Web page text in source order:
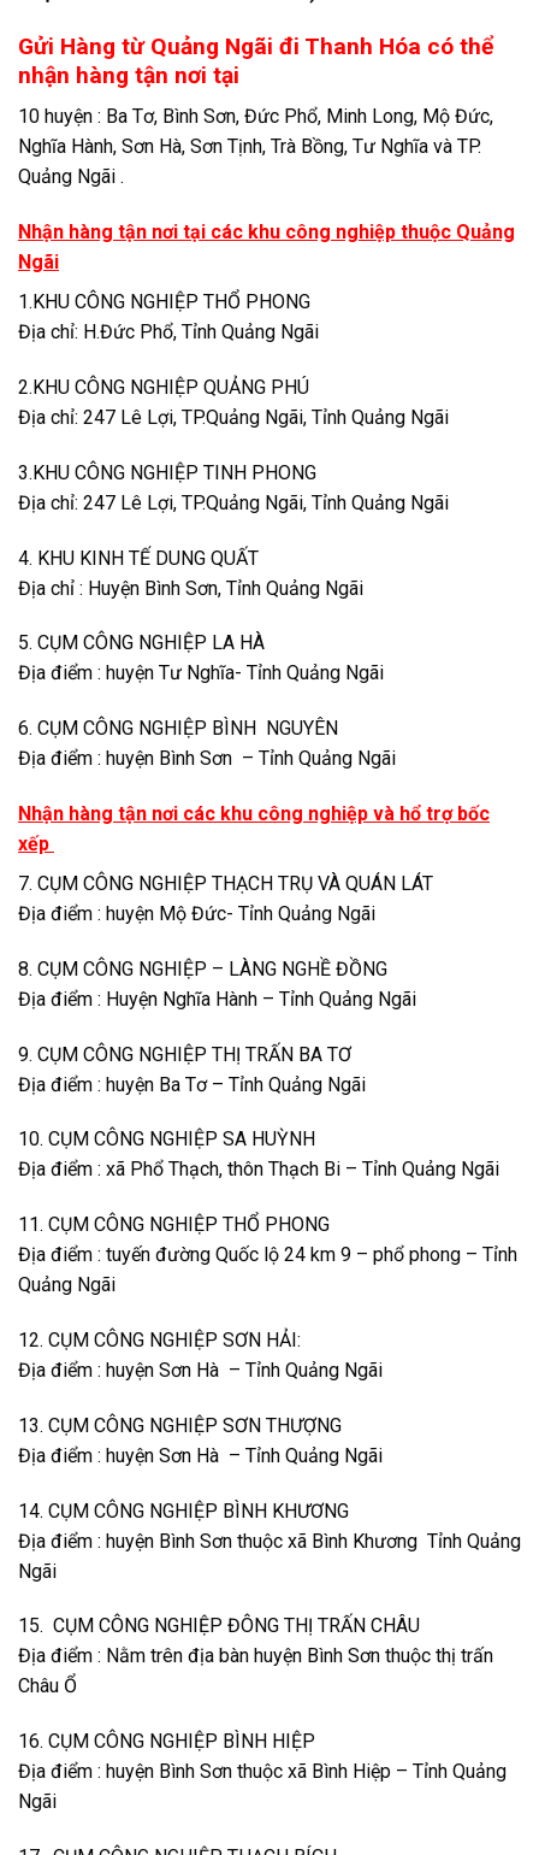
Gửi Hàng từ Quảng Ngãi đi Thanh Hóa có thể
nhận hàng tận nơi tại
10 huyện : Ba Tơ, Bình Sơn, Đức Phổ, Minh Long, Mộ Đức,
Nghĩa Hành, Sơn Hà, Sơn Tịnh, Trà Bồng, Tư Nghĩa và TP.
Quảng Ngãi .
Nhận hàng tận nơi tại các khu công nghiệp thuộc Quảng
Ngãi
1.KHU CÔNG NGHIỆP THỔ PHONG
Địa chỉ: H.Đức Phổ, Tỉnh Quảng Ngãi
2.KHU CÔNG NGHIỆP QUẢNG PHÚ
Địa chỉ: 247 Lê Lợi, TP.Quảng Ngãi, Tỉnh Quảng Ngãi
3.KHU CÔNG NGHIỆP TINH PHONG
Địa chỉ: 247 Lê Lợi, TP.Quảng Ngãi, Tỉnh Quảng Ngãi
4. KHU KINH TẾ DUNG QUẤT
Địa chỉ : Huyện Bình Sơn, Tỉnh Quảng Ngãi
5. CỤM CÔNG NGHIỆP LA HÀ
Địa điểm : huyện Tư Nghĩa- Tỉnh Quảng Ngãi
6. CỤM CÔNG NGHIỆP BÌNH NGUYÊN
Địa điểm : huyện Bình Sơn – Tỉnh Quảng Ngãi
Nhận hàng tận nơi các khu công nghiệp và hổ trợ bốc
xếp
7. CỤM CÔNG NGHIỆP THẠCH TRỤ VÀ QUÁN LÁT
Địa điểm : huyện Mộ Đức- Tỉnh Quảng Ngãi
8. CỤM CÔNG NGHIỆP – LÀNG NGHỀ ĐỒNG
Địa điểm : Huyện Nghĩa Hành – Tỉnh Quảng Ngãi
9. CỤM CÔNG NGHIỆP THỊ TRẤN BA TƠ
Địa điểm : huyện Ba Tơ – Tỉnh Quảng Ngãi
10. CỤM CÔNG NGHIỆP SA HUỲNH
Địa điểm : xã Phổ Thạch, thôn Thạch Bi – Tỉnh Quảng Ngãi
11. CỤM CÔNG NGHIỆP THỔ PHONG
Địa điểm : tuyến đường Quốc lộ 24 km 9 – phổ phong – Tỉnh
Quảng Ngãi
12. CỤM CÔNG NGHIỆP SƠN HẢI:
Địa điểm : huyện Sơn Hà – Tỉnh Quảng Ngãi
13. CỤM CÔNG NGHIỆP SƠN THƯỢNG
Địa điểm : huyện Sơn Hà – Tỉnh Quảng Ngãi
14. CỤM CÔNG NGHIỆP BÌNH KHƯƠNG
Địa điểm : huyện Bình Sơn thuộc xã Bình Khương Tỉnh Quảng
Ngãi
15. CỤM CÔNG NGHIỆP ĐÔNG THỊ TRẤN CHÂU
Địa điểm : Nằm trên địa bàn huyện Bình Sơn thuộc thị trấn
Châu Ổ
16. CỤM CÔNG NGHIỆP BÌNH HIỆP
Địa điểm : huyện Bình Sơn thuộc xã Bình Hiệp – Tỉnh Quảng
Ngãi